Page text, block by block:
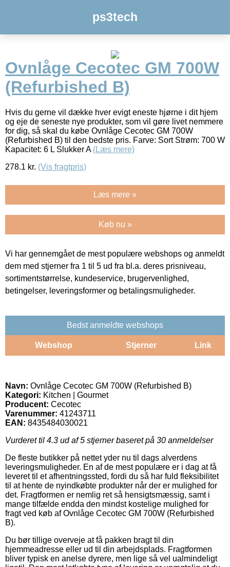
ps3tech
Ovnlåge Cecotec GM 700W
(Refurbished B)
Hvis du gerne vil dække hver evigt eneste hjørne i dit hjem
og eje de seneste nye produkter, som vil gøre livet nemmere
for dig, så skal du købe Ovnlåge Cecotec GM 700W
(Refurbished B) til den bedste pris. Farve: Sort Strøm: 700 W
Kapacitet: 6 L Slukker A (Læs mere)
278.1 kr. (Vis fragtpris)
Læs mere »
Køb nu »
Vi har gennemgået de mest populære webshops og anmeldt
dem med stjerner fra 1 til 5 ud fra bl.a. deres prisniveau,
sortimentstørrelse, kundeservice, brugervenlighed,
betingelser, leveringsformer og betalingsmuligheder.
Bedst anmeldte webshops
Webshop Stjerner Link
Navn: Ovnlåge Cecotec GM 700W (Refurbished B)
Kategori: Kitchen | Gourmet
Producent: Cecotec
Varenummer: 41243711
EAN: 8435484030021
Vurderet til 4.3 ud af 5 stjerner baseret på 30 anmeldelser
De fleste butikker på nettet yder nu til dags alverdens
leveringsmuligheder. En af de mest populære er i dag at få
leveret til et afhentningssted, fordi du så har fuld fleksibilitet
til at hente de nyindkøbte produkter når der er mulighed for
det. Fragtformen er nemlig ret så hensigtsmæssig, samt i
mange tilfælde endda den mindst kostelige mulighed for
fragt ved køb af Ovnlåge Cecotec GM 700W (Refurbished
B).
Du bør tillige overveje at få pakken bragt til din
hjemmeadresse eller ud til din arbejdsplads. Fragtformen
bliver typisk en anelse dyrere, men lige så vel ualmindeligt